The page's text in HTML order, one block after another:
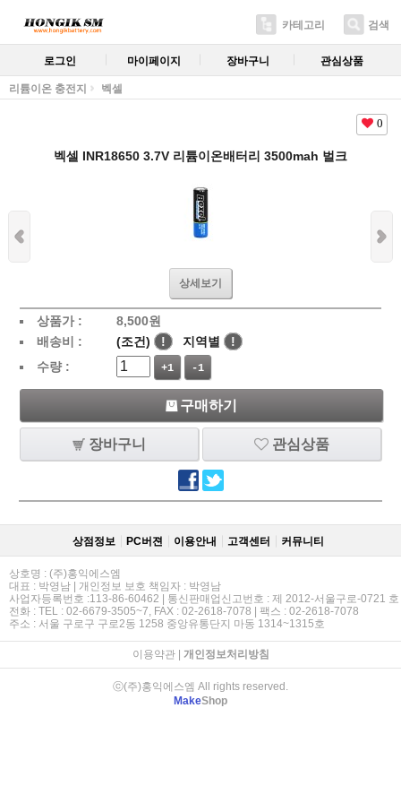
카테고리 검색
로그인 마이페이지 장바구니 관심상품
리튬이온 충전지 벡셀
0
벡셀 INR18650 3.7V 리튬이온배터리 3500mah 벌크
상세보기
상품가 : 8,500원
배송비 :
(조건) ! 지역별
!
수량 :
+1 -1
구매하기
장바구니 관심상품
상점정보 PC버젼 이용안내 고객센터 커뮤니티
상호명 : (주)홍익에스엠
대표 : 박영남 | 개인정보 보호 책임자 : 박영남
사업자등록번호 :113-86-60462 | 통신판매업신고번호 : 제 2012-서울구로-0721 호
전화 : TEL : 02-6679-3505~7, FAX : 02-2618-7078 | 팩스 : 02-2618-7078
주소 : 서울 구로구 구로2동 1258 중앙유통단지 마동 1314~1315호
이용약관| 개인정보처리방침
ⓒ(주)홍익에스엠 All rights reserved.
MakeShop